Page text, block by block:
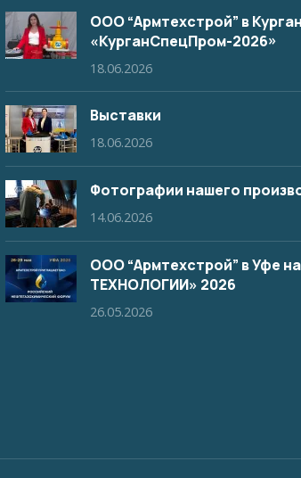
ООО “Армтехстрой” в
«КурганСпецПром-2026»
18.06.2026
Выставки
18.06.2026
Фотографии нашего
14.06.2026
ООО “Армтехстрой” в Уфе
ТЕХНОЛОГИИ» 2026
26.05.2026